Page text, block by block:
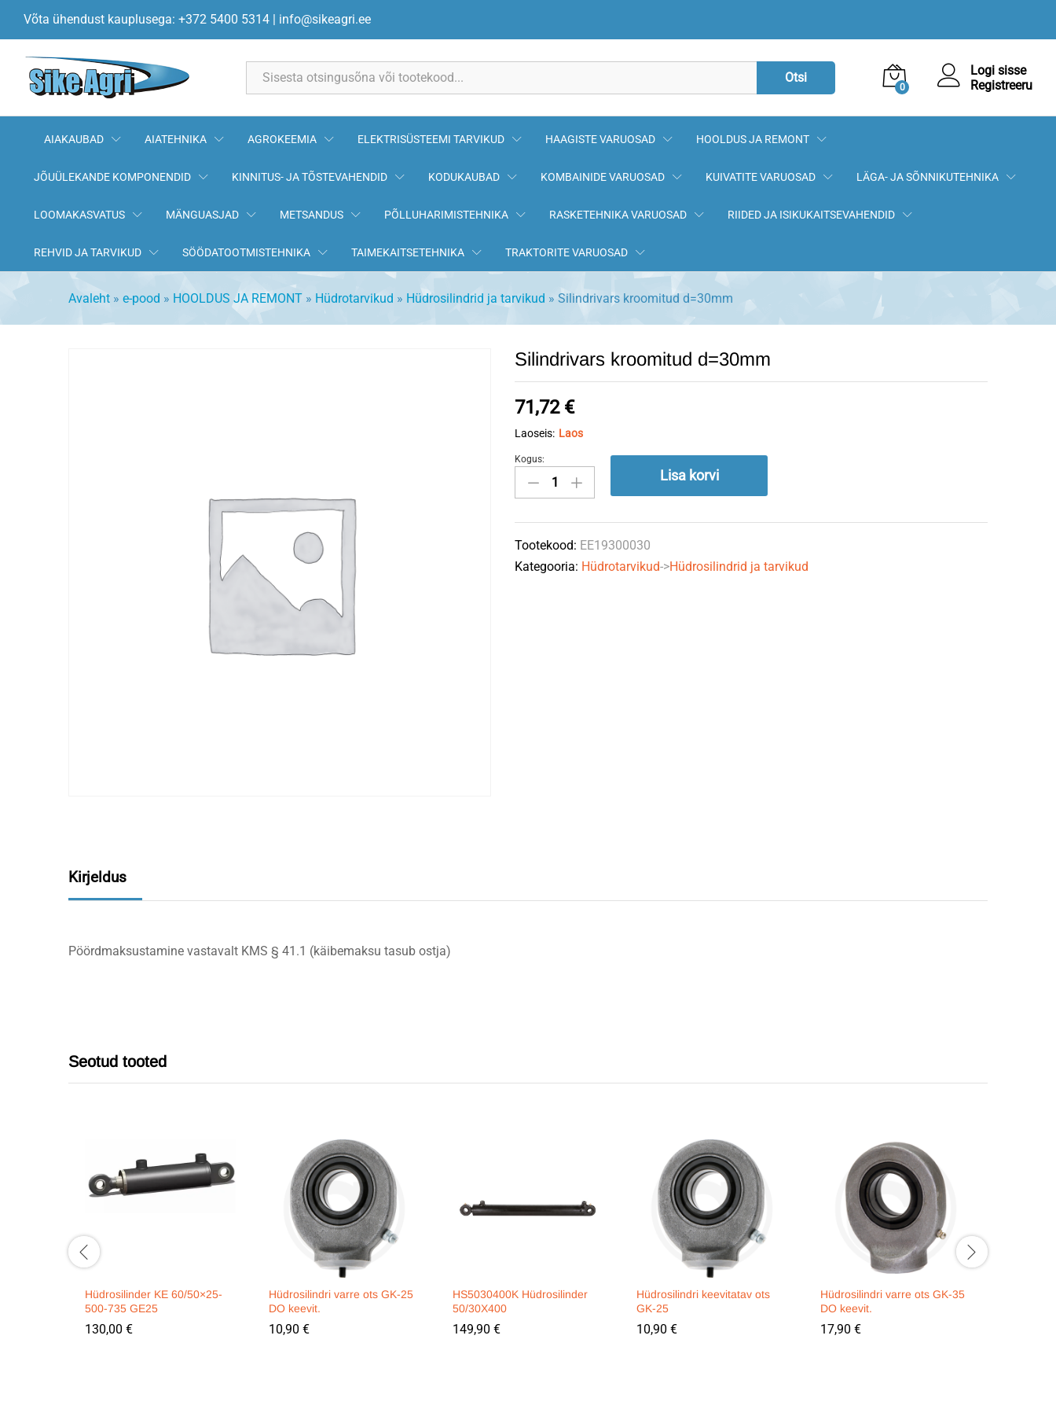
Võta ühendust kauplusega: +372 5400 5314 | info@sikeagri.ee
Otsi
0
Logi sisse
Registreeru
AIAKAUBAD AIATEHNIKA AGROKEEMIA ELEKTRISÜSTEEMI TARVIKUD HAAGISTE VARUOSAD HOOLDUS JA REMONT
JÕUÜLEKANDE KOMPONENDID KINNITUS- JA TÕSTEVAHENDID KODUKAUBAD KOMBAINIDE VARUOSAD KUIVATITE VARUOSAD LÄGA- JA SÕNNIKUTEHNIKA
LOOMAKASVATUS MÄNGUASJAD METSANDUS PÕLLUHARIMISTEHNIKA RASKETEHNIKA VARUOSAD RIIDED JA ISIKUKAITSEVAHENDID
REHVID JA TARVIKUD SÖÖDATOOTMISTEHNIKA TAIMEKAITSETEHNIKA TRAKTORITE VARUOSAD
Avaleht » e-pood » HOOLDUS JA REMONT » Hüdrotarvikud » Hüdrosilindrid ja tarvikud » Silindrivars kroomitud d=30mm
Silindrivars kroomitud d=30mm
71,72 €
Laoseis: Laos
Silindrivars
kroomitud
quantity
Kogus:
Lisa korvi
Tootekood: EE19300030
Kategooria: Hüdrotarvikud->Hüdrosilindrid ja tarvikud
Kirjeldus
Pöördmaksustamine vastavalt KMS § 41.1 (käibemaksu tasub ostja)
Seotud tooted
Hüdrosilinder KE 60/50×25-
500-735 GE25
130,00 €
Hüdrosilindri varre ots GK-25
DO keevit.
10,90 €
HS5030400K Hüdrosilinder
50/30X400
149,90 €
Hüdrosilindri keevitatav ots
GK-25
10,90 €
Hüdrosilindri varre ots GK-35
DO keevit.
17,90 €
Kirjeldus